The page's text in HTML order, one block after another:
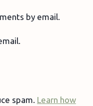
by email.
spam. Learn how